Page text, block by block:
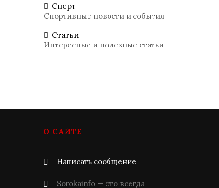
Спорт
Спортивные новости и события
Статьи
Интересные и полезные статьи
О САЙТЕ
Написать сообщение
Sorokainfo — это всегда